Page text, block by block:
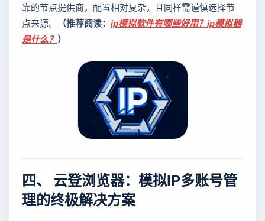
靠的节点提供商，配置相对复杂，且同样需谨慎选择节
点来源。
（推荐阅读： ip模拟软件有哪些好用？ip模拟器
是什么？ ）
四、 云登浏览器：模拟IP多账号管
理的终极解决方案